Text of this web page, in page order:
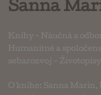
Sanna
Knihy - Náučná a
Humanitné a
sebarozvoj
-
O knihe: Sanna